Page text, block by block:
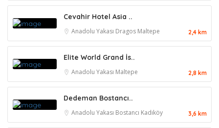
Cevahir Hotel Asia ..
Anadolu Yakası Dragos Maltepe 2,4 km
Elite World Grand İs..
Anadolu Yakası Maltepe 2,8 km
Dedeman Bostancı..
Anadolu Yakası Bostancı Kadıköy 3,6 km